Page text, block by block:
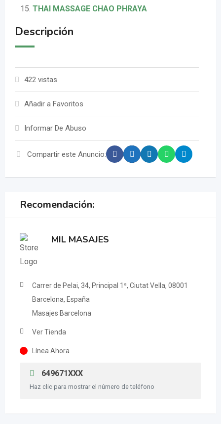
THAI MASSAGE CHAO PHRAYA
Descripción
422 vistas
Añadir a Favoritos
Informar De Abuso
Compartir este Anuncio:
Recomendación:
MIL MASAJES
Carrer de Pelai, 34, Principal 1ª, Ciutat Vella, 08001
Barcelona, España
Masajes Barcelona
Ver Tienda
Línea Ahora
649671XXX
Haz clic para mostrar el número de teléfono